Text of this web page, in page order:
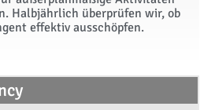
Halbjährlich überprüfen wir, ob
effektiv ausschöpfen.